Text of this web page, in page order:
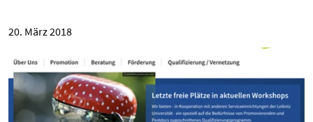
20. März 2018